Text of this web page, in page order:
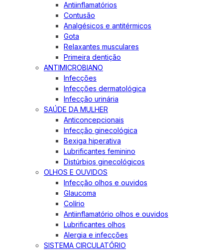
Antiinflamatórios
Contusão
Analgésicos e antitérmicos
Gota
Relaxantes musculares
Primeira dentição
ANTIMICROBIANO
Infecções
Infecções dermatológica
Infecção urinária
SAÚDE DA MULHER
Anticoncepcionais
Infecção ginecológica
Bexiga hiperativa
Lubrificantes feminino
Distúrbios ginecológicos
OLHOS E OUVIDOS
Infecção olhos e ouvidos
Glaucoma
Colírio
Antiinflamatório olhos e ouvidos
Lubrificantes olhos
Alergia e infecções
SISTEMA CIRCULATÓRIO